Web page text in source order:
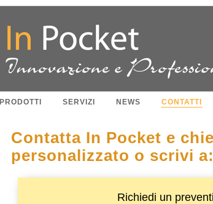
PRODOTTI SERVIZI NEWS CONTATTI
Contatta In Pocket e
personalizzato o scrivi
Richiedi un